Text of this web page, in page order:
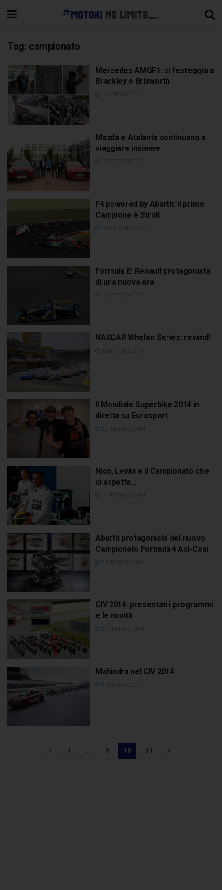
Tag: campionato
Mercedes AMGF1: si festeggia a
Brackley e Brixworth
Mazda e Atalanta continuano a
viaggiare insieme
F4 powered by Abarth: il primo
Campione è Stroll
Formula E: Renault protagonista
di una nuova era
NASCAR Whelen Series: rewind!
Il Mondiale Superbike 2014 in
diretta su Eurosport
Nico, Lewis e il Campionato che
ci aspetta…
Abarth protagonista del nuovo
Campionato Formula 4 Aci-Csai
CIV 2014: presentati i programmi
e le novità
Mahindra nel CIV 2014
1 … 9 10 11